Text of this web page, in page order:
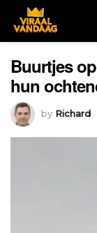
Buurtjes
hun
by Richard